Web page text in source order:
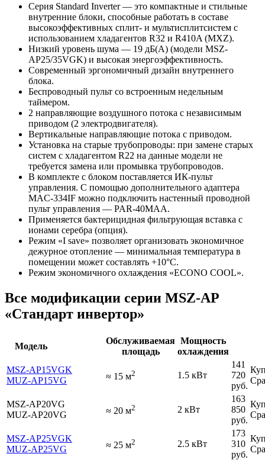
Серия Standard Inverter — это компактные и стильные
внутренние блоки, способные работать в составе
высокоэффективных сплит- и мультисплитсистем с
использованием хладагентов R32 и R410A (MXZ).
Низкий уровень шума — 19 дБ(А) (модели MSZ-
AP25/35VGK) и высокая энергоэффективность.
Современный эргономичный дизайн внутреннего
блока.
Беспроводный пульт со встроенным недельным
таймером.
2 направляющие воздушного потока с независимым
приводом (2 электродвигателя).
Вертикальные направляющие потока с приводом.
Установка на старые трубопроводы: при замене старых
систем с хладагентом R22 на данные модели не
требуется замена или промывка трубопроводов.
В комплекте с блоком поставляется ИК-пульт
управления. С помощью дополнительного адаптера
MAC-334IF можно подключить настенный проводной
пульт управления — PAR-40MAA.
Применяется бактерицидная фильтрующая вставка с
ионами серебра (опция).
Режим «I save» позволяет организовать экономичное
дежурное отопление — минимальная температура в
помещении может составлять +10°С.
Режим экономичного охлаждения «ECONO COOL».
Все модификации серии MSZ-AP
«Стандарт инвертор»
Модель
Обслуживаемая
площадь
Мощность
охлаждения
MSZ-AP15VGK
MUZ-AP15VG
≈ 15 м2 1.5 кВт
141
720
руб.
MSZ-AP20VG
MUZ-AP20VG
≈ 20 м2 2 кВт
163
850
руб.
MSZ-AP25VGK
MUZ-AP25VG
≈ 25 м2 2.5 кВт
173
310
руб.